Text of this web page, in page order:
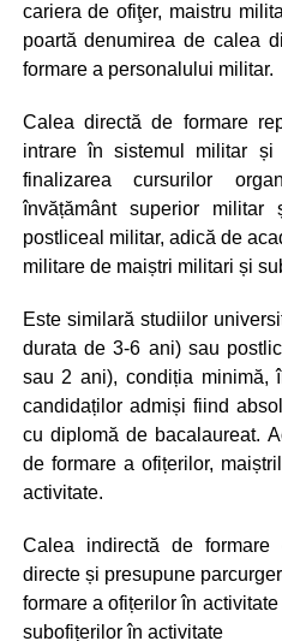
cariera de ofiţer, maistru
poartă denumirea de calea
formare a personalului militar.
Calea directă de formare
intrare în sistemul militar și
finalizarea cursurilor
învățământ superior
postliceal militar, adică de
militare de maiștri militari și
Este similară studiilor
durata de 3-6 ani) sau
sau 2 ani), condiția minimă,
candidaților admiși fiind
cu diplomă de bacalaureat.
de formare a ofițerilor,
activitate.
Calea indirectă de formare
directe și presupune
formare a ofițerilor în
subofițerilor în activitate